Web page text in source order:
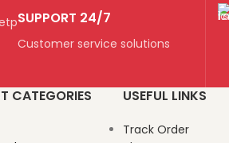
SUPPORT 24/7
Customer service solutions
CATEGORIES USEFUL LINKS
Track Order